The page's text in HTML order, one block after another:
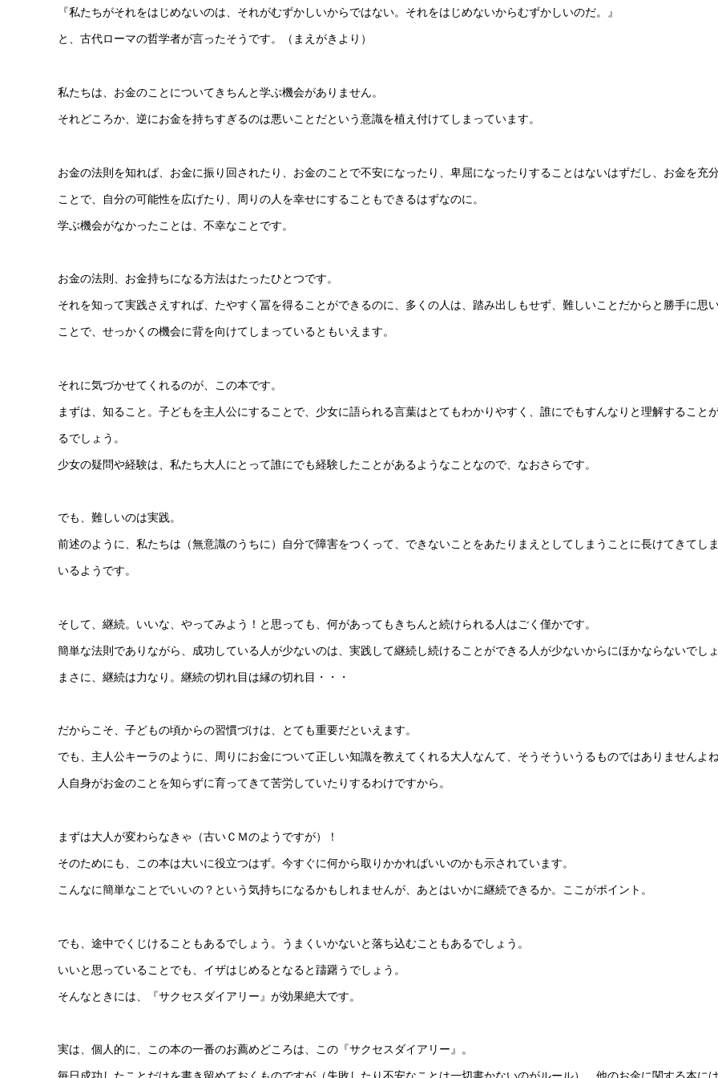
『私たちがそれをはじめないのは、それがむずかしいからではない。それをはじめないからむずかしいのだ。』
と、古代ローマの哲学者が言ったそうです。（まえがきより）
私たちは、お金のことについてきちんと学ぶ機会がありません。
それどころか、逆にお金を持ちすぎるのは悪いことだという意識を植え付けてしまっています。
お金の法則を知れば、お金に振り回されたり、お金のことで不安になったり、卑屈になったりすることはないはずだし、お金を充
ことで、自分の可能性を広げたり、周りの人を幸せにすることもできるはずなのに。
学ぶ機会がなかったことは、不幸なことです。
お金の法則、お金持ちになる方法はたったひとつです。
それを知って実践さえすれば、たやすく冨を得ることができるのに、多くの人は、踏み出しもせず、難しいことだからと勝手に思
ことで、せっかくの機会に背を向けてしまっているともいえます。
それに気づかせてくれるのが、この本です。
まずは、知ること。子どもを主人公にすることで、少女に語られる言葉はとてもわかりやすく、誰にでもすんなりと理解すること
るでしょう。
少女の疑問や経験は、私たち大人にとって誰にでも経験したことがあるようなことなので、なおさらです。
でも、難しいのは実践。
前述のように、私たちは（無意識のうちに）自分で障害をつくって、できないことをあたりまえとしてしまうことに長けてきてし
いるようです。
そして、継続。いいな、やってみよう！と思っても、何があってもきちんと続けられる人はごく僅かです。
簡単な法則でありながら、成功している人が少ないのは、実践して継続し続けることができる人が少ないからにほかならないでしょ
まさに、継続は力なり。継続の切れ目は縁の切れ目・・・
だからこそ、子どもの頃からの習慣づけは、とても重要だといえます。
でも、主人公キーラのように、周りにお金について正しい知識を教えてくれる大人なんて、そうそういうるものではありませんよ
人自身がお金のことを知らずに育ってきて苦労していたりするわけですから。
まずは大人が変わらなきゃ（古いＣＭのようですが）！
そのためにも、この本は大いに役立つはず。今すぐに何から取りかかればいいのかも示されています。
こんなに簡単なことでいいの？という気持ちになるかもしれませんが、あとはいかに継続できるか。ここがポイント。
でも、途中でくじけることもあるでしょう。うまくいかないと落ち込むこともあるでしょう。
いいと思っていることでも、イザはじめるとなると躊躇うでしょう。
そんなときには、『サクセスダイアリー』が効果絶大です。
実は、個人的に、この本の一番のお薦めどころは、この『サクセスダイアリー』。